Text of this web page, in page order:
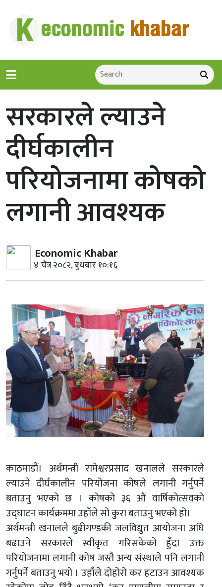
सरकारले ल्याउने
दीर्घकालीन
परियोजनामा कोषको
लगानी आवश्यक
Economic Khabar
४ चैत्र २०८२, बुधबार १०:१६
काठमाडौं। अर्थमन्त्री रामेश्वरप्रसाद खनालले सरकारले
ल्याउने दीर्घकालीन परियोजना कोषले लगानी गर्नुपर्ने
बताउनु भएको छ । कोषको ३६ औं वार्षिकोत्सवको
उद्घाटन कार्यक्रममा उहाँले सो कुरा बताउनु भएको हो।
अर्थमन्त्री खनालले बुढीगण्डकी जलविद्युत आयोजना अघि
बढाउने सरकारले स्वीकृत गरिसकेको हुँदा उक्त
परियोजनामा लगानी कोष जस्तै अन्य संस्थाले पनि लगानी
गर्नुपर्ने बताउनु भयो । उहाँले दोहोरो कर हटाउन आवश्यक